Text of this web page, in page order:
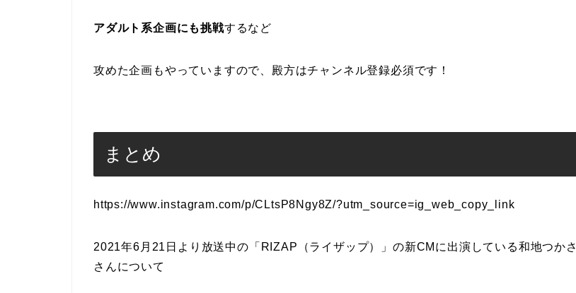
アダルト系企画にも挑戦するなど
攻めた企画もやっていますので、殿方はチャンネル登録必須です！
まとめ
https://www.instagram.com/p/CLtsP8Ngy8Z/?utm_source=ig_web_copy_link
2021年6月21日より放送中の「RIZAP（ライザップ）」の新CMに出演している和地つかさ
さんについて